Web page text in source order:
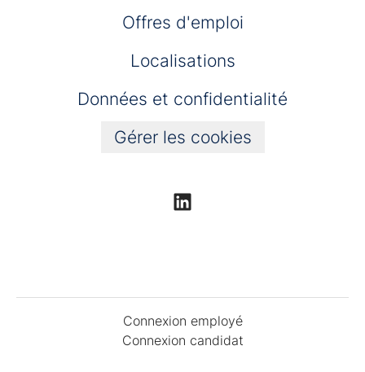
Offres d'emploi
Localisations
Données et confidentialité
Gérer les cookies
Connexion employé
Connexion candidat